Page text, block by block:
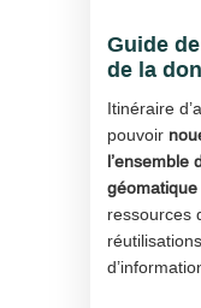
Guide
de la
Itinéraire
pouvoir
l’ensemble
géomatique
ressources